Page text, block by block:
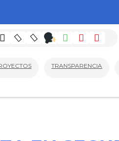
TRANSPARENCIA